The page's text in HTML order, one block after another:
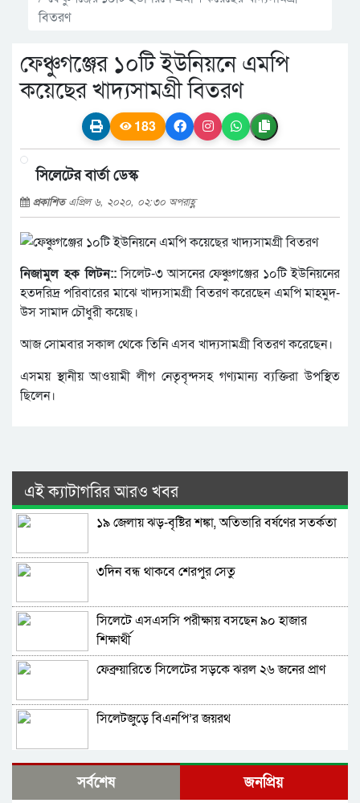
বিতরণ
ফেঞ্চুগঞ্জের ১০টি ইউনিয়নে এমপি
কয়েছের খাদ্যসামগ্রী বিতরণ
183
সিলেটের বার্তা ডেস্ক
প্রকাশিতএপ্রিল ৬, ২০২০, ০২:৩০ অপরাহ্ণ
নিজামুল হক লিটন::সিলেট-৩ আসনের ফেঞ্চুগঞ্জের ১০টি ইউনিয়নের
হতদরিদ্র পরিবারের মাঝে খাদ্যসামগ্রী বিতরণ করেছেন এমপি মাহমুদ-
উস সামাদ চৌধুরী কয়েছ।
আজ সোমবার সকাল থেকে তিনি এসব খাদ্যসামগ্রী বিতরণ করেছেন।
এসময় স্থানীয় আওয়ামী লীগ নেতৃবৃন্দসহ গণ্যমান্য ব্যক্তিরা উপস্থিত
ছিলেন।
এই ক্যাটাগরির আরও খবর
১৯ জেলায় ঝড়-বৃষ্টির শঙ্কা, অতিভারি বর্ষণের সতর্কতা
৩দিন বন্ধ থাকবে শেরপুর সেতু
সিলেটে এসএসসি পরীক্ষায় বসছেন ৯০ হাজার
শিক্ষার্থী
ফেব্রুয়ারিতে সিলেটের সড়কে ঝরল ২৬ জনের প্রাণ
সিলেটজুড়ে বিএনপি’র জয়রথ
সিলেটে বিভাগে সবচেয়ে বেশী ঝুঁকিপূর্ণ ভোটকেন্দ্র
সুনামগঞ্জে, কম সিলেটে
সর্বশেষ জনপ্রিয়